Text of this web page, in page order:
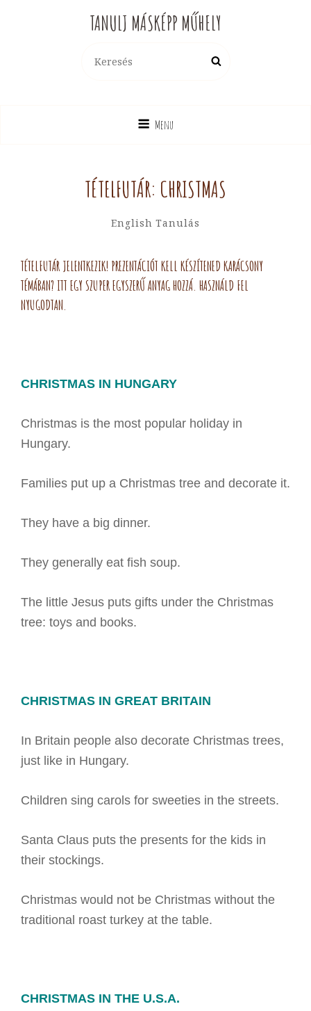
TANULJ MÁSKÉPP MŰHELY
Search
Menu
TÉTELFUTÁR: CHRISTMAS
Categories
English Tanulás
TÉTELFUTÁR JELENTKEZIK! PREZENTÁCIÓT KELL KÉSZÍTENED KARÁCSONY
TÉMÁBAN? ITT EGY SZUPER EGYSZERŰ ANYAG HOZZÁ. HASZNÁLD FEL
NYUGODTAN.
CHRISTMAS IN HUNGARY
Christmas is the most popular holiday in
Hungary.
Families put up a Christmas tree and decorate it.
They have a big dinner.
They generally eat fish soup.
The little Jesus puts gifts under the Christmas
tree: toys and books.
CHRISTMAS IN GREAT BRITAIN
In Britain people also decorate Christmas trees,
just like in Hungary.
Children sing carols for sweeties in the streets.
Santa Claus puts the presents for the kids in
their stockings.
Christmas would not be Christmas without the
traditional roast turkey at the table.
CHRISTMAS IN THE U.S.A.